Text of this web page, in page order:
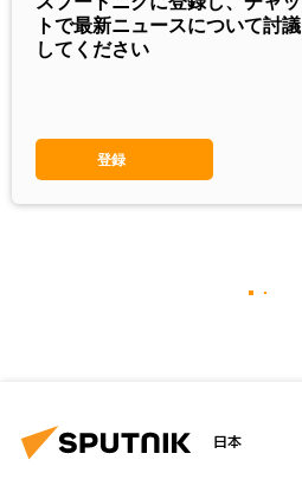
トで最新ニュースについて討議
してください
登録
日本